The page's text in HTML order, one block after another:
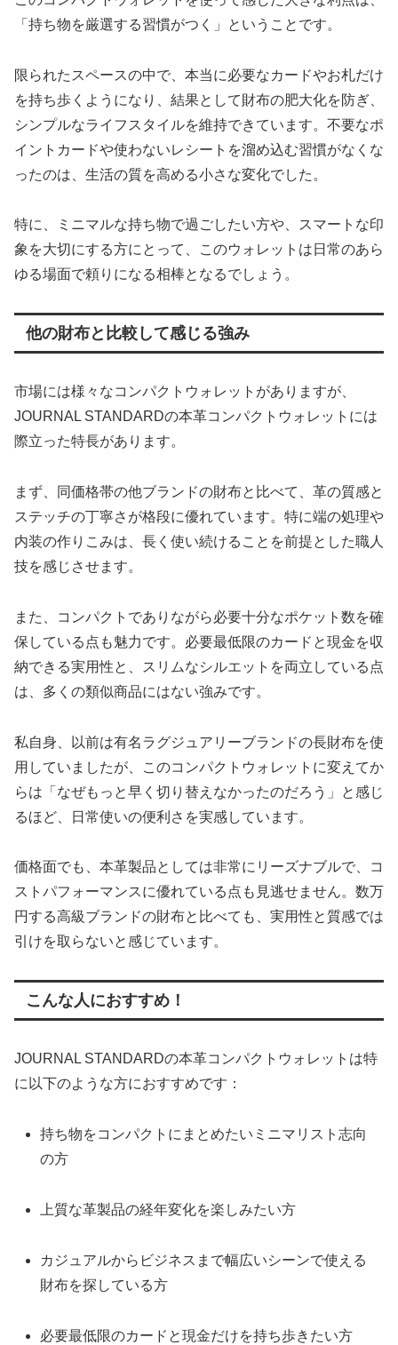
「持ち物を厳選する習慣がつく」ということです。
限られたスペースの中で、本当に必要なカードやお札だけ
を持ち歩くようになり、結果として財布の肥大化を防ぎ、
シンプルなライフスタイルを維持できています。不要なポ
イントカードや使わないレシートを溜め込む習慣がなくな
ったのは、生活の質を高める小さな変化でした。
特に、ミニマルな持ち物で過ごしたい方や、スマートな印
象を大切にする方にとって、このウォレットは日常のあら
ゆる場面で頼りになる相棒となるでしょう。
他の財布と比較して感じる強み
市場には様々なコンパクトウォレットがありますが、
JOURNAL STANDARDの本革コンパクトウォレットには
際立った特長があります。
まず、同価格帯の他ブランドの財布と比べて、革の質感と
ステッチの丁寧さが格段に優れています。特に端の処理や
内装の作りこみは、長く使い続けることを前提とした職人
技を感じさせます。
また、コンパクトでありながら必要十分なポケット数を確
保している点も魅力です。必要最低限のカードと現金を収
納できる実用性と、スリムなシルエットを両立している点
は、多くの類似商品にはない強みです。
私自身、以前は有名ラグジュアリーブランドの長財布を使
用していましたが、このコンパクトウォレットに変えてか
らは「なぜもっと早く切り替えなかったのだろう」と感じ
るほど、日常使いの便利さを実感しています。
価格面でも、本革製品としては非常にリーズナブルで、コ
ストパフォーマンスに優れている点も見逃せません。数万
円する高級ブランドの財布と比べても、実用性と質感では
引けを取らないと感じています。
こんな人におすすめ！
JOURNAL STANDARDの本革コンパクトウォレットは特
に以下のような方におすすめです：
持ち物をコンパクトにまとめたいミニマリスト志向
の方
上質な革製品の経年変化を楽しみたい方
カジュアルからビジネスまで幅広いシーンで使える
財布を探している方
必要最低限のカードと現金だけを持ち歩きたい方